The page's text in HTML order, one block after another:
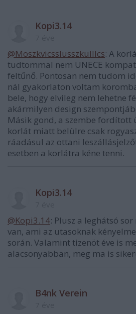
Kopi3.14
@Moszkvicsslusszkulllcs: A
tudtommal nem UNECE
feltűnő. Pontosan nem tudom
nál gyakorlaton voltam
bele, hogy elvileg nem lehetne
akármilyen design
Másik gond, a szembe fordított
korlát miatt belülre csak
ráadásul az ottani
esetben a korlátra kéne tenni.
Kopi3.14
@Kopi3.14: Plusz a leghátsó
van, ami az utasoknak
során. Valamint tizenöt éve is
alacsonyabban, meg ma is
B4nk Verein